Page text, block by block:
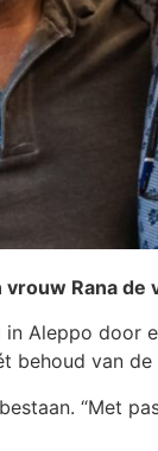
Rana
Aleppo
van
“Met